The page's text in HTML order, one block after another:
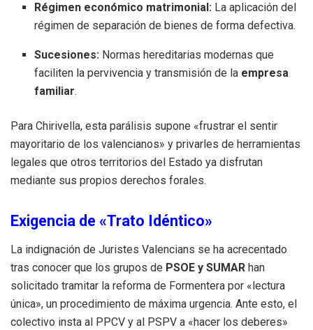
Régimen económico matrimonial: La aplicación del
régimen de separación de bienes de forma defectiva.
Sucesiones: Normas hereditarias modernas que
faciliten la pervivencia y transmisión de la empresa
familiar.
Para Chirivella, esta parálisis supone «frustrar el sentir
mayoritario de los valencianos» y privarles de herramientas
legales que otros territorios del Estado ya disfrutan
mediante sus propios derechos forales.
Exigencia de «Trato Idéntico»
La indignación de Juristes Valencians se ha acrecentado
tras conocer que los grupos de PSOE y SUMAR han
solicitado tramitar la reforma de Formentera por «lectura
única», un procedimiento de máxima urgencia. Ante esto, el
colectivo insta al PPCV y al PSPV a «hacer los deberes»